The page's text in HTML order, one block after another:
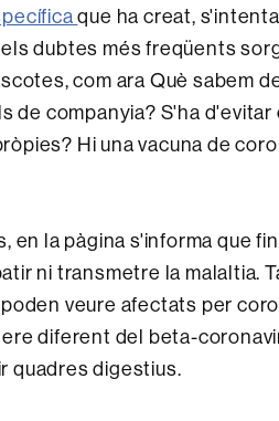
que ha creat,
dubtes més freqüents
com ara Què sabem
de companyia? S'ha
Hi una vacuna de
en la pàgina s'informa que
ni transmetre la malaltia.
veure afectats per
diferent del beta-
quadres digestius.